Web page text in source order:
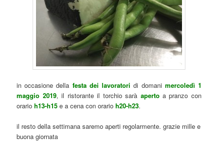
in occasione della festa dei lavoratori di domani mercoledì 1
maggio 2019, il ristorante il torchio sarà aperto a pranzo con
orarioh13-h15 e a cena con orarioh20-h23.
il resto della settimana saremo aperti regolarmente. grazie mille e
buona giornata